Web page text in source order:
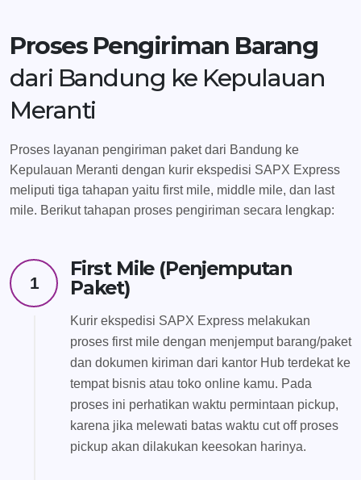
Proses Pengiriman Barang
dari Bandung ke Kepulauan
Meranti
Proses layanan pengiriman paket dari Bandung ke
Kepulauan Meranti dengan kurir ekspedisi SAPX Express
meliputi tiga tahapan yaitu first mile, middle mile, dan last
mile. Berikut tahapan proses pengiriman secara lengkap:
1
First Mile (Penjemputan
Paket)
Kurir ekspedisi SAPX Express melakukan
proses first mile dengan menjemput barang/paket
dan dokumen kiriman dari kantor Hub terdekat ke
tempat bisnis atau toko online kamu. Pada
proses ini perhatikan waktu permintaan pickup,
karena jika melewati batas waktu cut off proses
pickup akan dilakukan keesokan harinya.